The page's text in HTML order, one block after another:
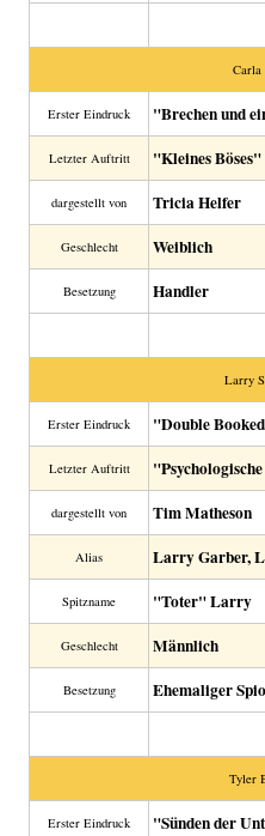
Carla
Erster Eindruck "Brechen und
Letzter Auftritt "Kleines Böses"
dargestellt von Tricia Helfer
Geschlecht Weiblich
Besetzung Handler
Larry
Erster Eindruck "Double
Letzter Auftritt
dargestellt von Tim Matheson
Alias Larry Garber,
Spitzname "Toter" Larry
Geschlecht Männlich
Besetzung Ehemaliger
Tyler
Erster Eindruck "Sünden der